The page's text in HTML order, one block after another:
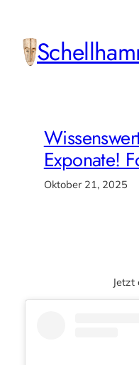
springen
Exponate!
Oktober 21, 2025